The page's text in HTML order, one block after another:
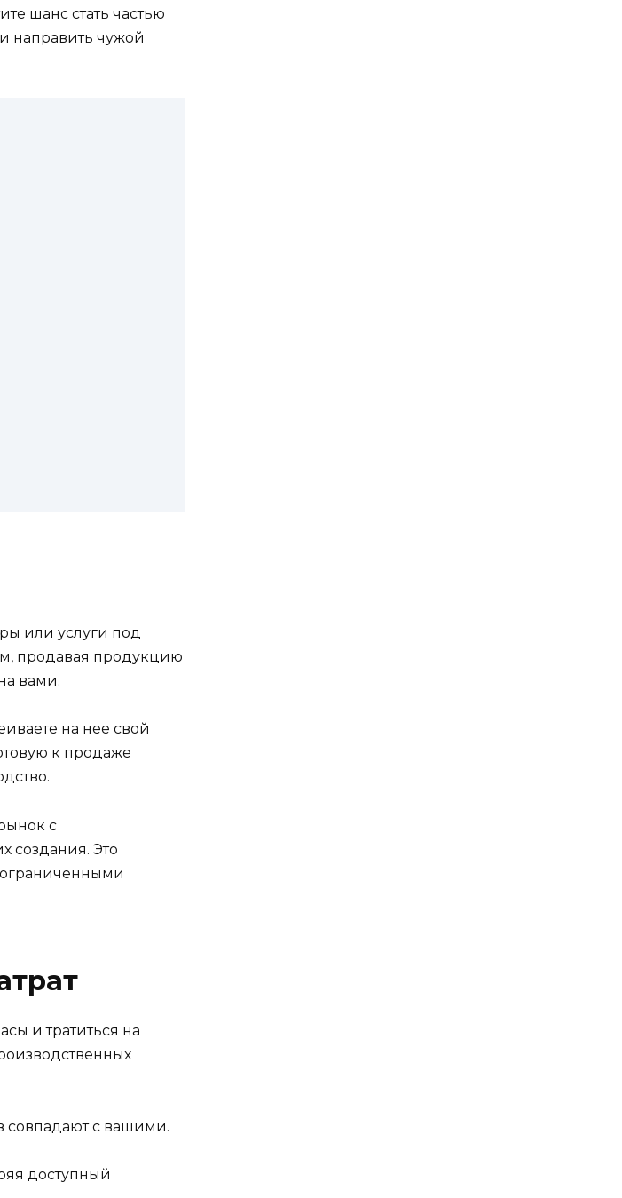
шанс стать частью
направить чужой
или услуги под
продавая продукцию
вами.
на нее свой
к продаже
с
создания. Это
и тратиться на
совпадают с вашими.
доступный